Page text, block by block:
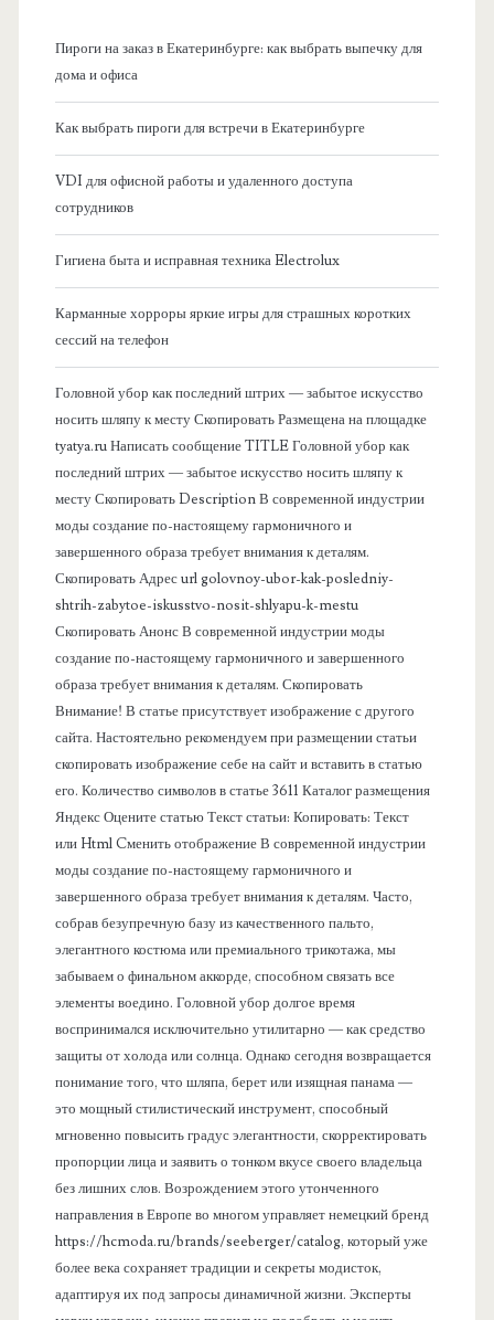
Пироги на заказ в Екатеринбурге: как выбрать выпечку для
дома и офиса
Как выбрать пироги для встречи в Екатеринбурге
VDI для офисной работы и удаленного доступа
сотрудников
Гигиена быта и исправная техника Electrolux
Карманные хорроры яркие игры для страшных коротких
сессий на телефон
Головной убор как последний штрих — забытое искусство
носить шляпу к месту Скопировать Размещена на площадке
tyatya.ru Написать сообщение TITLE Головной убор как
последний штрих — забытое искусство носить шляпу к
месту Скопировать Description В современной индустрии
моды создание по-настоящему гармоничного и
завершенного образа требует внимания к деталям.
Скопировать Адрес url golovnoy-ubor-kak-posledniy-
shtrih-zabytoe-iskusstvo-nosit-shlyapu-k-mestu
Скопировать Анонс В современной индустрии моды
создание по-настоящему гармоничного и завершенного
образа требует внимания к деталям. Скопировать
Внимание! В статье присутствует изображение с другого
сайта. Настоятельно рекомендуем при размещении статьи
скопировать изображение себе на сайт и вставить в статью
его. Количество символов в статье 3611 Каталог размещения
Яндекс Оцените статью Текст статьи: Копировать: Текст
или Html Cменить отображение В современной индустрии
моды создание по-настоящему гармоничного и
завершенного образа требует внимания к деталям. Часто,
собрав безупречную базу из качественного пальто,
элегантного костюма или премиального трикотажа, мы
забываем о финальном аккорде, способном связать все
элементы воедино. Головной убор долгое время
воспринимался исключительно утилитарно — как средство
защиты от холода или солнца. Однако сегодня возвращается
понимание того, что шляпа, берет или изящная панама —
это мощный стилистический инструмент, способный
мгновенно повысить градус элегантности, скорректировать
пропорции лица и заявить о тонком вкусе своего владельца
без лишних слов. Возрождением этого утонченного
направления в Европе во многом управляет немецкий бренд
https://hcmoda.ru/brands/seeberger/catalog, который уже
более века сохраняет традиции и секреты модисток,
адаптируя их под запросы динамичной жизни. Эксперты